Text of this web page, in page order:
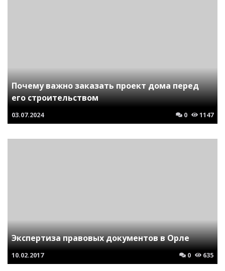
Почему важно заказать проект дома перед
его строительством
03.07.2024 0 1147
Экспертиза правовых документов в Орле
10.02.2017 0 635